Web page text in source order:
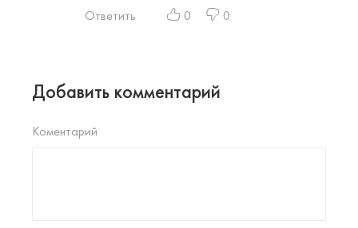
Ответить
0 0
Добавить комментарий
Коментарий